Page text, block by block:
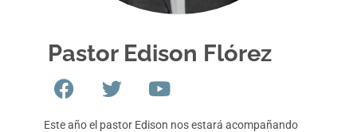
Pastor Edison Flórez
Este año el pastor Edison nos estará acompañando